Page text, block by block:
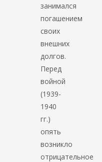
занимался
погашением
своих
внешних
долгов.
Перед
войной
(1939-
1940
гг.)
опять
возникло
отрицательное